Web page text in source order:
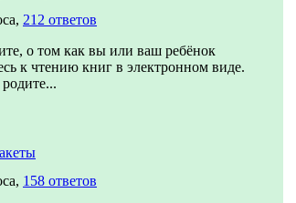
212 ответов
о том как вы или ваш ребёнок
к чтению книг в электронном виде.
158 ответов